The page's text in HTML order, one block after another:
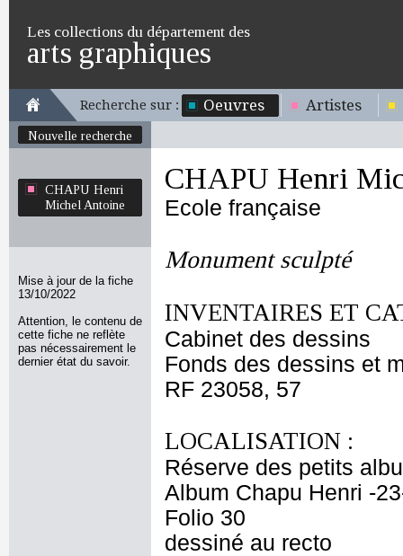
Les collections du département des
arts graphiques
Recherche sur : Oeuvres Artistes
Nouvelle recherche
CHAPU Henri
Michel Antoine
Mise à jour de la fiche
13/10/2022
Attention, le contenu de
cette fiche ne reflète
pas nécessairement le
dernier état du savoir.
CHAPU Henri
Ecole française
Monument sculpté
INVENTAIRES ET
Cabinet des dessins
Fonds des dessins et
RF 23058, 57
LOCALISATION :
Réserve des petits
Album Chapu Henri -
Folio 30
dessiné au recto